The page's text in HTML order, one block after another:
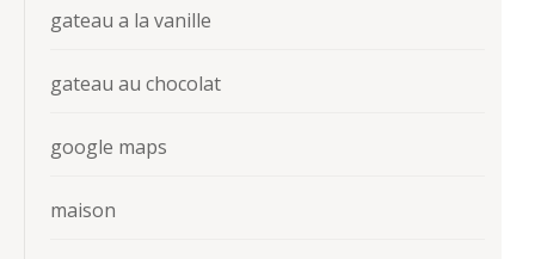
gateau a la vanille
gateau au chocolat
google maps
maison